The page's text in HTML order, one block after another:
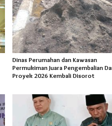
Dinas Perumahan dan Kawasan
Permukiman Juara Pengembalian
Proyek 2026 Kembali Disorot